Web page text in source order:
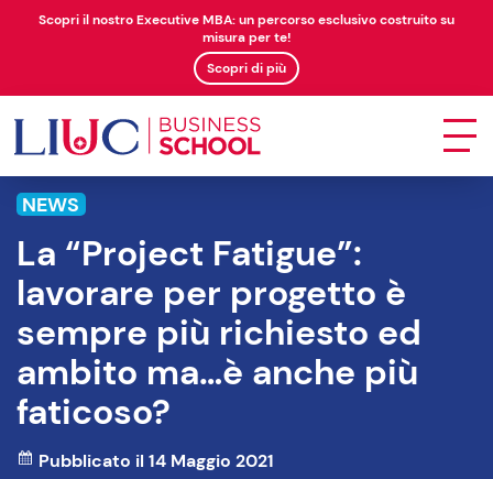
Scopri il nostro Executive MBA: un percorso esclusivo costruito su
misura per te!
Scopri di più
NEWS
La “Project Fatigue”:
lavorare per progetto è
sempre più richiesto ed
ambito ma…è anche più
faticoso?
Pubblicato il 14 Maggio 2021